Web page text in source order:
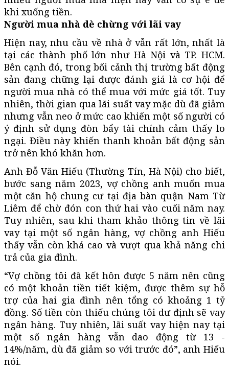
khi xuống tiền.
Người mua nhà dè chừng với lãi vay
Hiện nay, nhu cầu về nhà ở vẫn rất lớn, nhất là
tại các thành phố lớn như Hà Nội và TP. HCM.
Bên cạnh đó, trong bối cảnh thị trường bất động
sản đang chững lại được đánh giá là cơ hội để
người mua nhà có thể mua với mức giá tốt. Tuy
nhiên, thời gian qua lãi suất vay mặc dù đã giảm
nhưng vẫn neo ở mức cao khiến một số người có
ý định sử dụng đòn bẩy tài chính cảm thấy lo
ngại. Điều này khiến thanh khoản bất động sản
trở nên khó khăn hơn.
Anh Đỗ Văn Hiếu (Thường Tín, Hà Nội) cho biết,
bước sang năm 2023, vợ chồng anh muốn mua
một căn hộ chung cư tại địa bàn quận Nam Từ
Liêm để chờ đón con thứ hai vào cuối năm nay.
Tuy nhiên, sau khi tham khảo thông tin về lãi
vay tại một số ngân hàng, vợ chồng anh Hiếu
thấy vẫn còn khá cao và vượt qua khả năng chi
trả của gia đình.
“Vợ chồng tôi đã kết hôn được 5 năm nên cũng
có một khoản tiền tiết kiệm, được thêm sự hỗ
trợ của hai gia đình nên tổng có khoảng 1 tỷ
đồng. Số tiền còn thiếu chúng tôi dư định sẽ vay
ngân hàng. Tuy nhiên, lãi suất vay hiện nay tại
một số ngân hàng vẫn dao động từ 13 -
14%/năm, dù đã giảm so với trước đó”, anh Hiếu
nói.